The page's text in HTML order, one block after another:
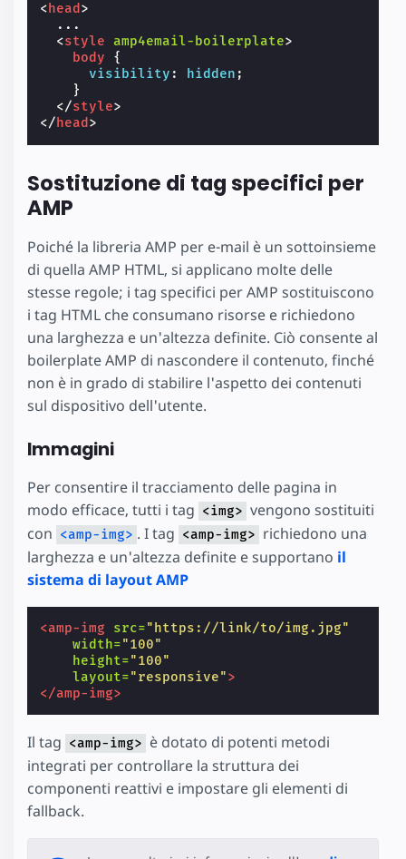
< head >
  ...
<style amp4email-boilerplate>
body
{
visibility : hidden ;
}
</style>
</ head >
Sostituzione di tag specifici per
AMP
Poiché la libreria AMP per e-mail è un sottoinsieme
di quella AMP HTML, si applicano molte delle
stesse regole; i tag specifici per AMP sostituiscono
i tag HTML che consumano risorse e richiedono
una larghezza e un'altezza definite. Ciò consente al
boilerplate AMP di nascondere il contenuto, finché
non è in grado di stabilire l'aspetto dei contenuti
sul dispositivo dell'utente.
Immagini
Per consentire il tracciamento delle pagina in
modo efficace, tutti i tag <img> vengono sostituiti
con <amp-img> . I tag <amp-img> richiedono una
larghezza e un'altezza definite e supportano il
sistema di layout AMP
<amp-img src="https://link/to/img.jpg"
width="100"
height="100"
layout="responsive">
</amp-img>
Il tag <amp-img> è dotato di potenti metodi
integrati per controllare la struttura dei
componenti reattivi e impostare gli elementi di
fallback.